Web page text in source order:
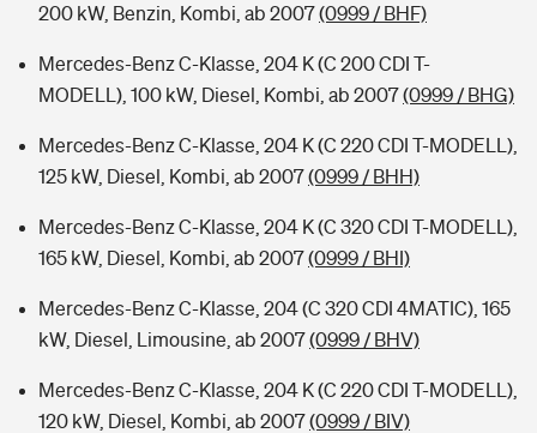
200 kW, Benzin, Kombi, ab 2007(0999 / BHF)
Mercedes-Benz C-Klasse, 204 K (C 200 CDI T-
MODELL), 100 kW, Diesel, Kombi, ab 2007(0999 / BHG)
Mercedes-Benz C-Klasse, 204 K (C 220 CDI T-MODELL),
125 kW, Diesel, Kombi, ab 2007(0999 / BHH)
Mercedes-Benz C-Klasse, 204 K (C 320 CDI T-MODELL),
165 kW, Diesel, Kombi, ab 2007(0999 / BHI)
Mercedes-Benz C-Klasse, 204 (C 320 CDI 4MATIC), 165
kW, Diesel, Limousine, ab 2007(0999 / BHV)
Mercedes-Benz C-Klasse, 204 K (C 220 CDI T-MODELL),
120 kW, Diesel, Kombi, ab 2007(0999 / BIV)